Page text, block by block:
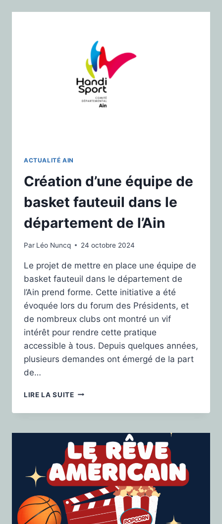
ACTUALITÉ AIN
Création d’une équipe de
basket fauteuil dans le
département de l’Ain
Par Léo Nuncq 24 octobre 2024
Le projet de mettre en place une équipe de
basket fauteuil dans le département de
l’Ain prend forme. Cette initiative a été
évoquée lors du forum des Présidents, et
de nombreux clubs ont montré un vif
intérêt pour rendre cette pratique
accessible à tous. Depuis quelques années,
plusieurs demandes ont émergé de la part
de…
LIRE LA SUITE